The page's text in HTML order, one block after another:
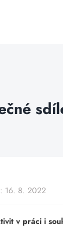
16. 8. 2022
v práci i